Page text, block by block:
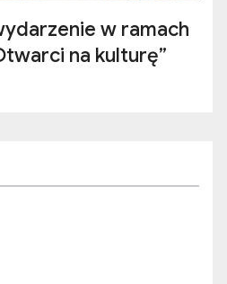
w ramach
na kulturę”